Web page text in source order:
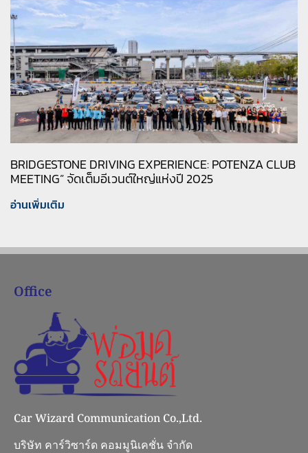
BRIDGESTONE DRIVING EXPERIENCE: POTENZA CLUB
MEETING” จัดเต็มอีเวนต์ใหญ่แห่งปี 2025
อ่านเพิ่มเติม
Office
Car Wizard Communication Co.,Ltd.
บริษัท คาร์วิซาร์ด คอมมูนิเคชั่น จำกัด